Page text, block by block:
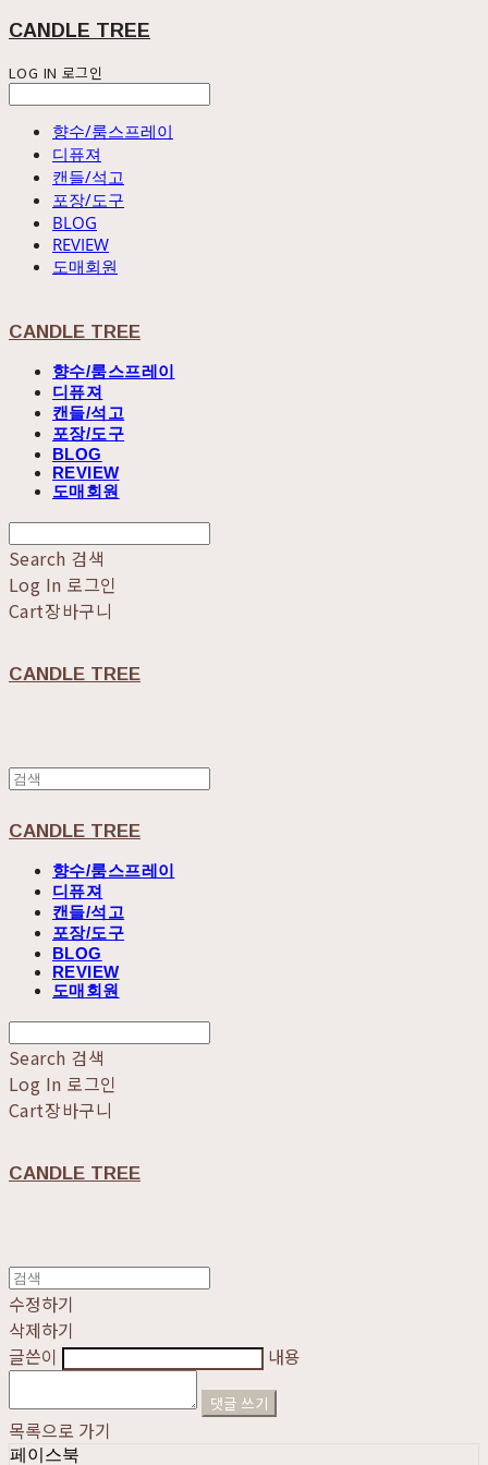
CANDLE TREE
LOG IN 로그인
향수/룸스프레이
디퓨져
캔들/석고
포장/도구
BLOG
REVIEW
도매회원
CANDLE TREE
향수/룸스프레이
디퓨져
캔들/석고
포장/도구
BLOG
REVIEW
도매회원
Search 검색
Log In 로그인
Cart장바구니
CANDLE TREE
CANDLE TREE
향수/룸스프레이
디퓨져
캔들/석고
포장/도구
BLOG
REVIEW
도매회원
Search 검색
Log In 로그인
Cart장바구니
CANDLE TREE
수정하기
삭제하기
글쓴이
내용
댓글 쓰기
목록으로 가기
페이스북